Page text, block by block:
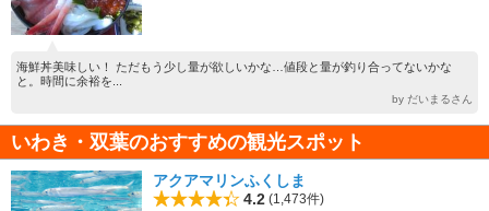
海鮮丼美味しい！ ただもう少し量が欲しいかな…値段と量が釣り合ってないかな
と。時間に余裕を...
by だいまるさん
いわき・双葉のおすすめの観光スポット
アクアマリンふくしま
4.2 (1,473件)